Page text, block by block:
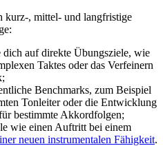
kurz-, mittel- und langfristige
dich auf direkte Übungsziele, wie
Taktes oder das Verfeinern
Benchmarks, zum Beispiel
Tonleiter oder die Entwicklung
bestimmte Akkordfolgen;
wie einen Auftritt bei einem
neuen instrumentalen Fähigkeit.